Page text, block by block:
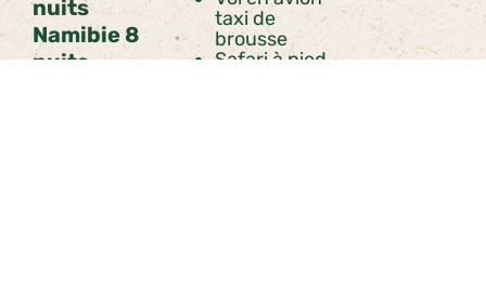
taxi de
brousse
Safari à pied
nuits
Namibie 8
nuits